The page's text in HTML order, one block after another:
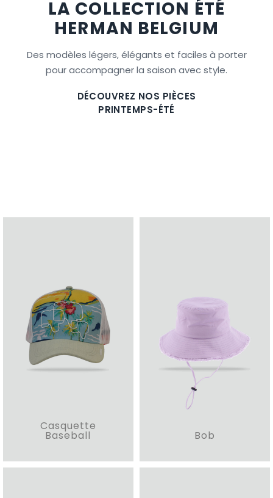
LA COLLECTION ÉTÉ
HERMAN BELGIUM
Des modèles légers, élégants et faciles à porter
pour accompagner la saison avec style.
DÉCOUVREZ NOS PIÈCES
PRINTEMPS-ÉTÉ
Casquette
Baseball Bob